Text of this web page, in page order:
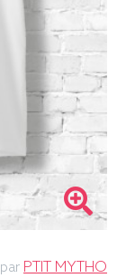
par PTIT MYTHO